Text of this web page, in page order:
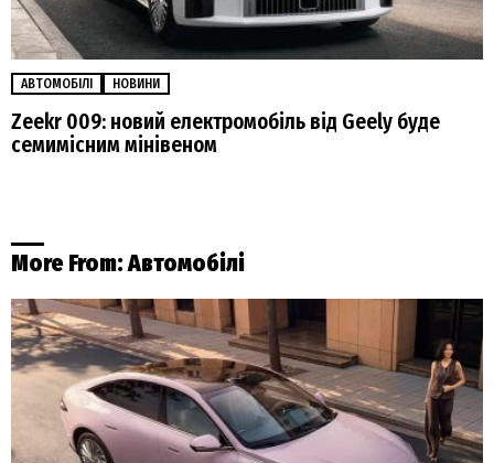
АВТОМОБІЛІ НОВИНИ
Zeekr 009: новий електромобіль від Geely буде
семимісним мінівеном
More From:Автомобілі